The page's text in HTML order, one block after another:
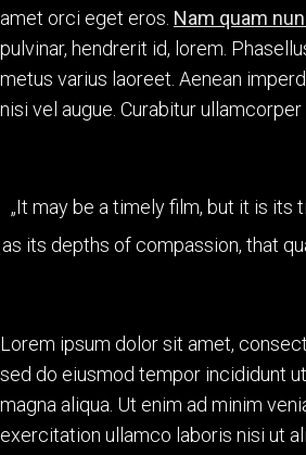
amet orci eget eros. Nam quam
pulvinar, hendrerit id, lorem.
metus varius laoreet. Aenean
nisi vel augue. Curabitur ullamcorper
„It may be a timely film, but it is its
as its depths of compassion, that
Lorem ipsum dolor sit amet,
sed do eiusmod tempor incididunt
magna aliqua. Ut enim ad minim
exercitation ullamco laboris nisi ut